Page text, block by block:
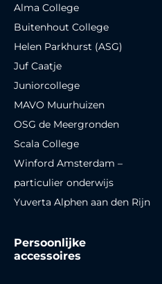
Alma College
Buitenhout College
Helen Parkhurst (ASG)
Juf Caatje
Juniorcollege
MAVO Muurhuizen
OSG de Meergronden
Scala College
Winford Amsterdam –
particulier onderwijs
Yuverta Alphen aan den Rijn
Persoonlijke
accessoires